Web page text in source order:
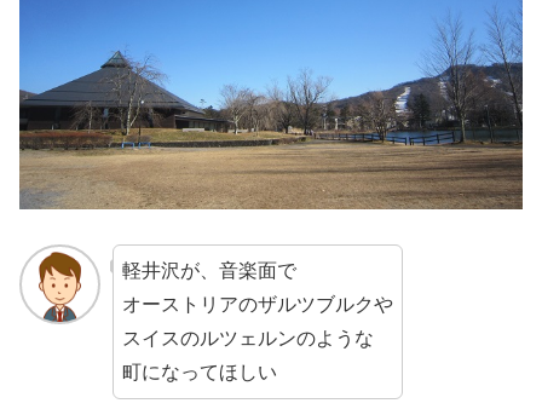
軽井沢が、音楽面で
オーストリアのザルツブルクや
スイスのルツェルンのような
町になってほしい